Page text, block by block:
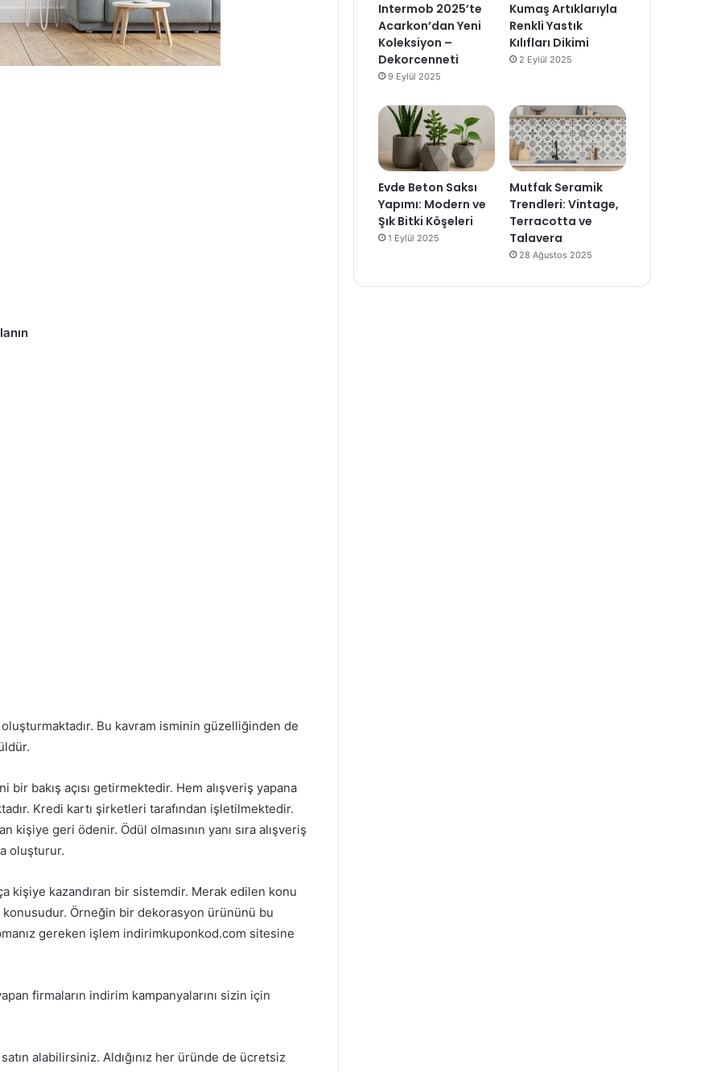
Bu kavram isminin güzelliğinden de
bir bakış açısı getirmektedir. Hem alışveriş yapana
Kredi kartı şirketleri tarafından işletilmektedir.
kişiye geri ödenir. Ödül olmasının yanı sıra alışveriş
oluşturur.
kişiye kazandıran bir sistemdir. Merak edilen konu
Örneğin bir dekorasyon ürününü bu
gereken işlem indirimkuponkod.com sitesine
firmaların indirim kampanyalarını sizin için
alabilirsiniz. Aldığınız her üründe de ücretsiz
Intermob 2025’te
Acarkon’dan Yeni
Koleksiyon –
Dekorcenneti
9 Eylül 2025
Kumaş Artıklarıyla
Renkli Yastık
Kılıfları Dikimi
2 Eylül 2025
Evde Beton Saksı
Yapımı: Modern ve
Şık Bitki Köşeleri
1 Eylül 2025
Mutfak Seramik
Trendleri: Vintage,
Terracotta ve
Talavera
28 Ağustos 2025